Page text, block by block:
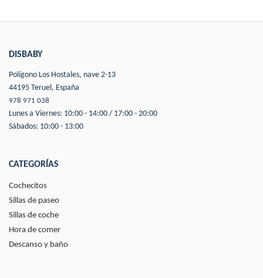
DISBABY
Polígono Los Hostales, nave 2-13
44195 Teruel, España
978 971 038
Lunes a Viernes: 10:00 - 14:00 / 17:00 - 20:00
Sábados: 10:00 - 13:00
CATEGORÍAS
Cochecitos
Sillas de paseo
Sillas de coche
Hora de comer
Descanso y baño